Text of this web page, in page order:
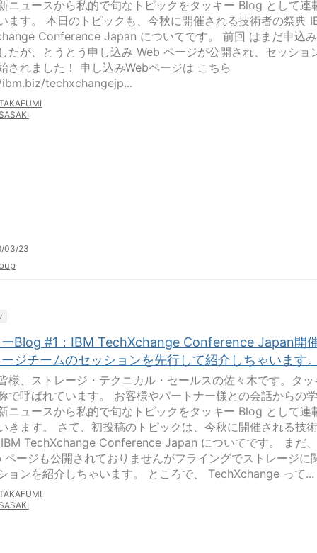
ニュースから私的で旬なトピックをタッキー Blog として連
ます。 本日のトピックも、今秋に開催される技術者の祭典
Conference Japan についてです。 前回 はまだ申込
たが、とうとう申し込み Web ページが公開され、セッショ
されました！ 申し込みWebページは こちら
techxchangejp...
03/23
Blog #1：IBM TechXchange Conference Japan開
ジチームのセッションを先行して紹介しちゃいます
様、ストレージ・テクニカル・セールスの佐々木です。タッ
で呼ばれています。 お客様やパートナー様との会話からの学
ニュースから私的で旬なトピックをタッキー Blog として連
きます。 さて、初投稿のトピックは、今秋に開催される技
TechXchange Conference Japan についてです。 まだ
ページも公開されておりませんがフライングでストレージに
ョンを紹介しちゃいます。 ところで、 TechXchange って...